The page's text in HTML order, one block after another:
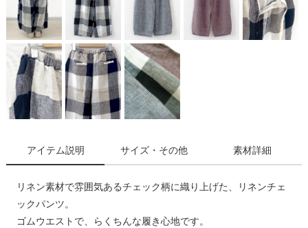
アイテム説明 サイズ・その他 素材詳細
リネン素材で雰囲気あるチェック柄に織り上げた、リネンチェ
ックパンツ。
ゴムウエストで、らくちんな履き心地です。